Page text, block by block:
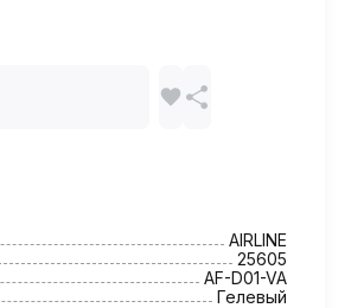
AIRLINE
25605
AF-D01-VA
Гелевый